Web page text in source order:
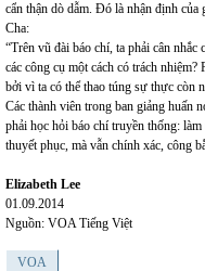
cẩn thận dò dẫm. Đó là nhận định của
Cha:
“Trên vũ đài báo chí, ta phải cân
các công cụ một cách có trách
bởi vì ta có thể thao túng sự thực còn
Các thành viên trong ban giảng huấn
phải học hỏi báo chí truyền thống:
thuyết phục, mà vẫn chính xác, công
Elizabeth Lee
01.09.2014
Nguồn: VOA Tiếng Việt
VOA